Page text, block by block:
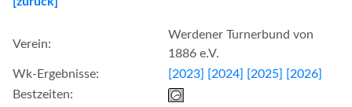
Verein:
Werdener Turnerbund von
1886 e.V.
Wk-Ergebnisse:
[2023] [2024] [2025]
[2026]
Bestzeiten: